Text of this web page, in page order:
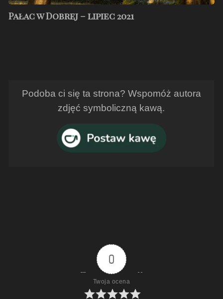
Pałac w Dobrej – lipiec 2021
Podoba ci się ta strona? Wspomóż autora
zdjęć symboliczną kawą.
0
Twoja ocena